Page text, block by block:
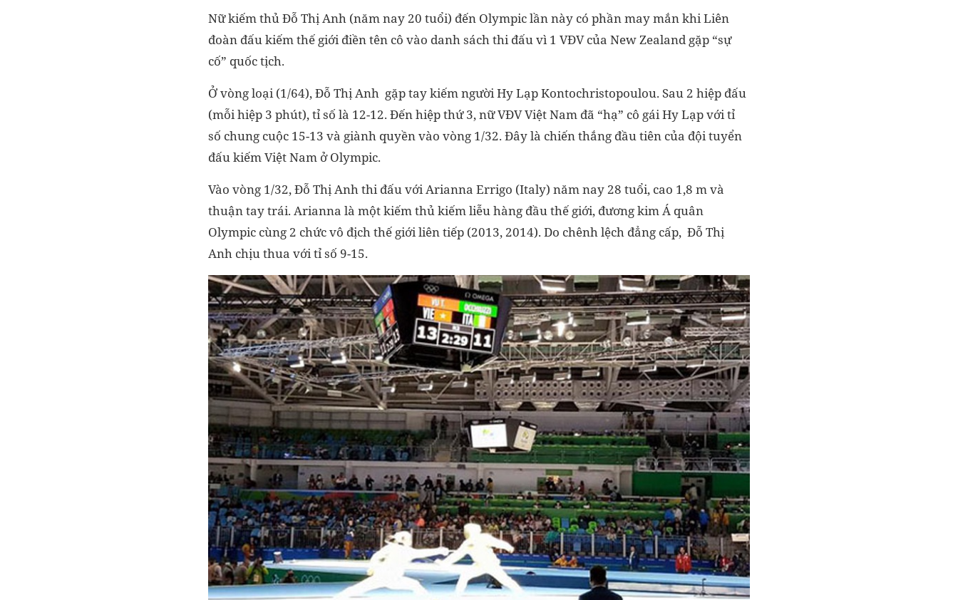
Nữ kiếm thủ Đỗ Thị Anh (năm nay 20 tuổi) đến Olympic lần này có phần may mắn khi Liên
đoàn đấu kiếm thế giới điền tên cô vào danh sách thi đấu vì 1 VĐV của New Zealand gặp “sự
cố” quốc tịch.
Ở vòng loại (1/64), Đỗ Thị Anh gặp tay kiếm người Hy Lạp Kontochristopoulou. Sau 2 hiệp đấu
(mỗi hiệp 3 phút), tỉ số là 12-12. Đến hiệp thứ 3, nữ VĐV Việt Nam đã “hạ” cô gái Hy Lạp với tỉ
số chung cuộc 15-13 và giành quyền vào vòng 1/32. Đây là chiến thắng đầu tiên của đội tuyển
đấu kiếm Việt Nam ở Olympic.
Vào vòng 1/32, Đỗ Thị Anh thi đấu với Arianna Errigo (Italy) năm nay 28 tuổi, cao 1,8 m và
thuận tay trái. Arianna là một kiếm thủ kiếm liễu hàng đầu thế giới, đương kim Á quân
Olympic cùng 2 chức vô địch thế giới liên tiếp (2013, 2014). Do chênh lệch đẳng cấp, Đỗ Thị
Anh chịu thua với tỉ số 9-15.